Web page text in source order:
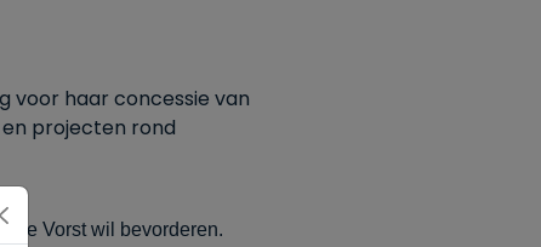
voor haar concessie van
en projecten rond
Vorst wil bevorderen.